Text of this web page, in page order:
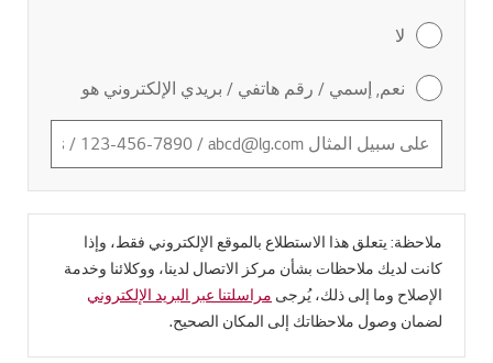
لا
نعم, إسمي / رقم هاتفي / بريدي الإلكتروني هو
ملاحظة: يتعلق هذا الاستطلاع بالموقع الإلكتروني فقط، وإذا
كانت لديك ملاحظات بشأن مركز الاتصال لدينا، ووكلائنا وخدمة
الإصلاح وما إلى ذلك، يُرجى مراسلتنا عبر البريد الإلكتروني
لضمان وصول ملاحظاتك إلى المكان الصحيح.